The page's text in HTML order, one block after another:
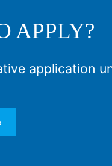
APPLY?
application